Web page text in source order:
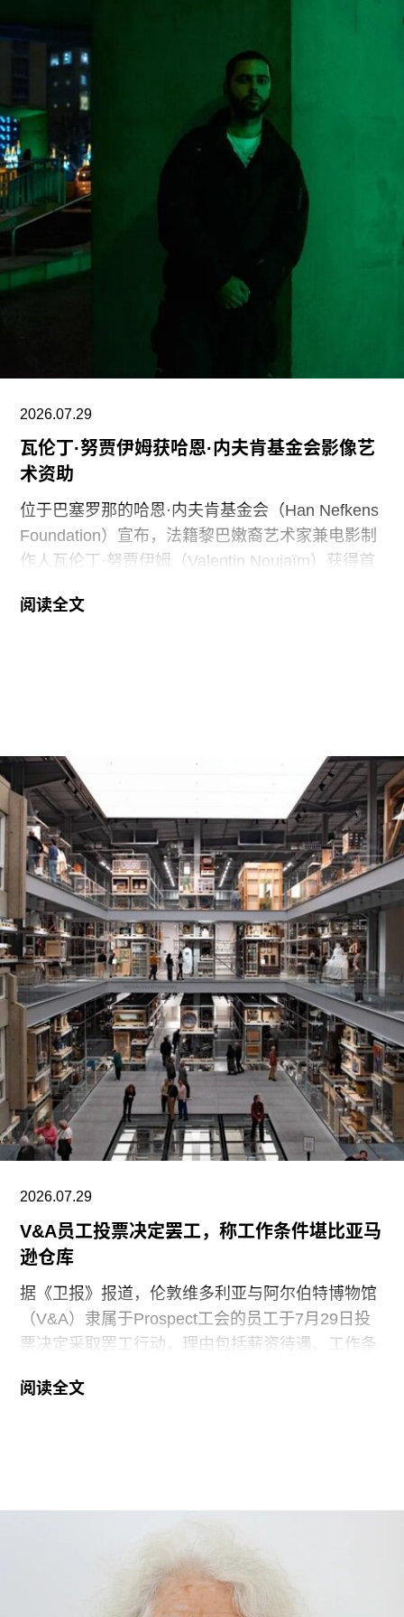
尼学会及其管理层“未能完成阐释美国历史遗产这一
基本使命”。
美国博物馆联盟在声明中表示：“我们谴责特朗普政
府持续攻击史密森尼学会，以及那些负责保存、研
究和诠释美国历史、艺术、科学与文化的博物馆专
业人士。将博物馆如何呈现历史、艺术、科学、文
化及自然世界的方式政治化，并对从事这项工作的
博物馆专业人员进行人身攻击，正在威胁全国博物
馆的完整性与独立性。”
在2025年3月签署的一项行政命令中，特朗普批评
史密森尼学会宣扬“将美国和西方价值观描绘成有害
性”。
此外，《纽约时报》今年4月报道称，由于特朗普
试图介入史密森尼学会董事会新成员的任命程序，
相关任命工作被刻意放缓。
2026.07.29
瓦伦丁·努贾伊姆获哈恩·内夫肯基金会影像艺
术资助
位于巴塞罗那的哈恩·内夫肯基金会（Han Nefkens
Foundation）宣布，法籍黎巴嫩裔艺术家兼电影制
作人瓦伦丁·努贾伊姆（Valentin Noujaïm）获得首
在支持地中海沿岸地区艺术家创作新的影像艺术作
他的作品将城市空间视为承载着记忆、监视与控制
体系的活体。他常驻巴黎和雅典，其作品曾在纽约
现代艺术博物馆和伦敦当代艺术中心展出。
哈恩·内夫肯基金会是一家专注于影像艺术创作的非
营利组织，致力于扶持新兴及中生代影像艺术家。
基金会主要通过资助和委任创作，在全球范围内支
持影像新作品的创作。
阅读全文
2026.07.29
V&A员工投票决定罢工，称工作条件堪比亚马
逊仓库
据《卫报》报道，伦敦维多利亚与阿尔伯特博物馆
（V&A）隶属于Prospect工会的员工于7月29日投
票决定采取罢工行动，理由包括薪资待遇、工作条
地区共运营四家博物馆，包括南肯辛顿的V&A博物
藏库的员工100%投票支持罢工行动。
V&A东馆典藏库于2025年5月开放，向公众展示了
阅读全文